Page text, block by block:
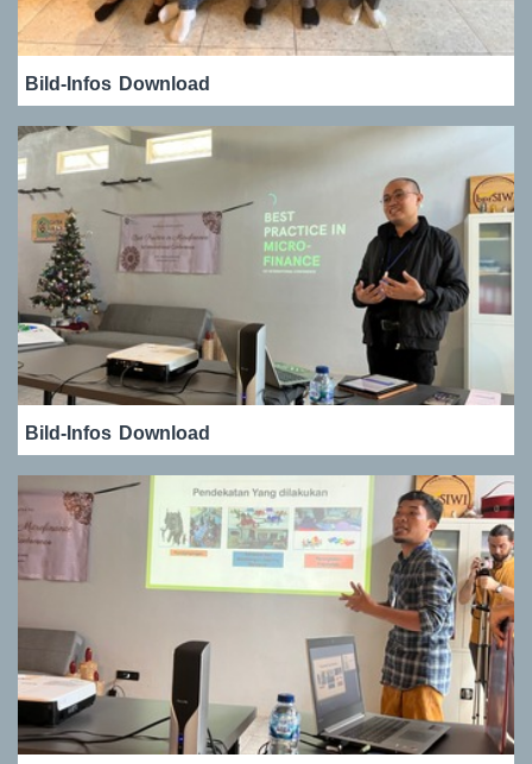
Bild-Infos Download
Bild-Infos Download